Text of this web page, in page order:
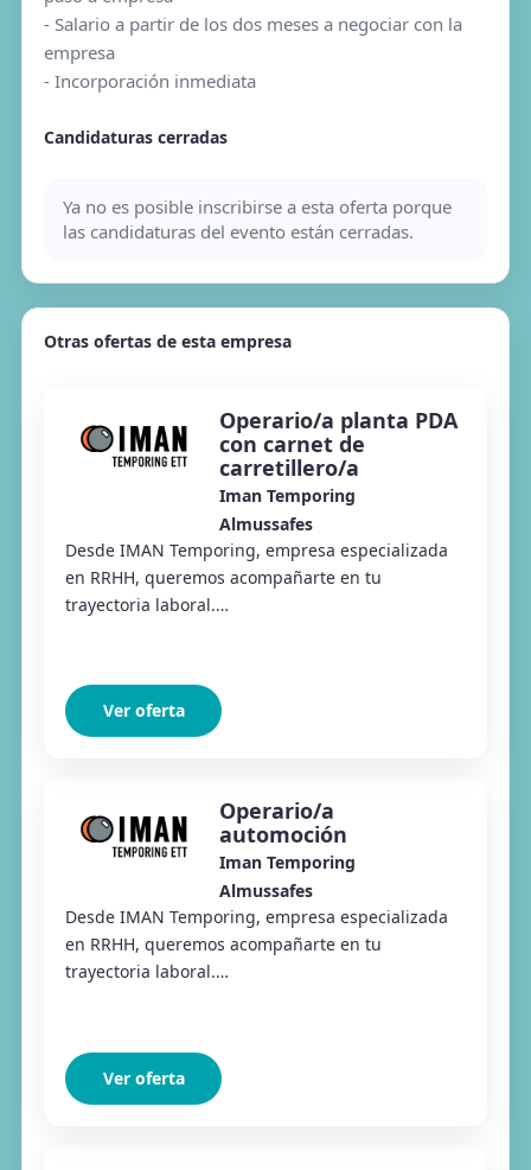
- Salario a partir de los dos meses a negociar con la
empresa
- Incorporación inmediata
Candidaturas cerradas
Ya no es posible inscribirse a esta oferta porque
las candidaturas del evento están cerradas.
Otras ofertas de esta empresa
Operario/a planta PDA
con carnet de
carretillero/a
Iman Temporing
Almussafes
Desde IMAN Temporing, empresa especializada
en RRHH, queremos acompañarte en tu
trayectoria laboral.
Ver oferta
Operario/a
automoción
Iman Temporing
Almussafes
Desde IMAN Temporing, empresa especializada
en RRHH, queremos acompañarte en tu
trayectoria laboral.
Ver oferta